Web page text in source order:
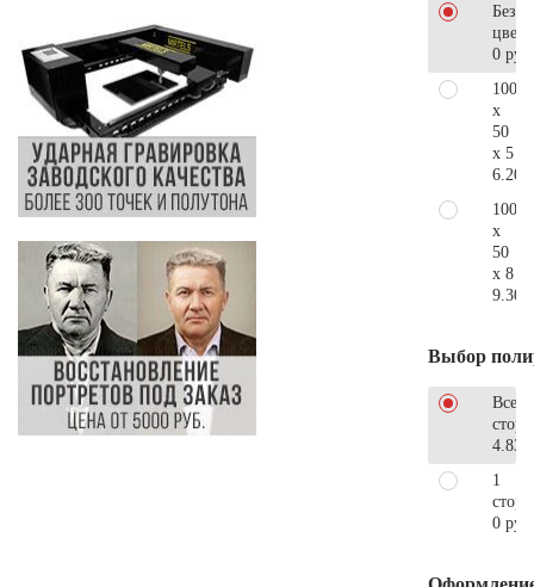
Без
0 руб.
100
x
50
x 5
100
x
50
x 8
Выбор
Все
1
0 руб.